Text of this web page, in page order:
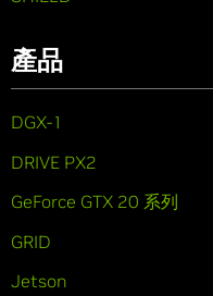
產品
DGX-1
DRIVE PX2
GeForce GTX 20 系列
GRID
Jetson